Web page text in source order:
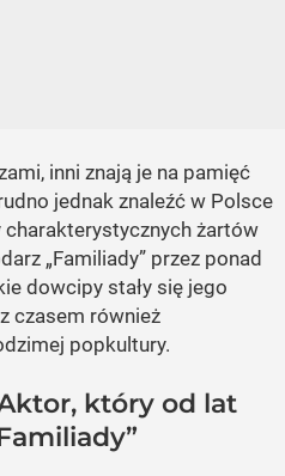
inni znają je na pamięć
jednak znaleźć w Polsce
charakterystycznych żartów
„Familiady” przez ponad
dowcipy stały się jego
czasem również
popkultury.
który od lat